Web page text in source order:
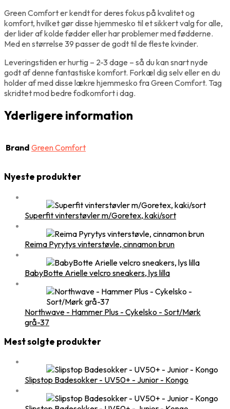
Green Comfort er kendt for deres fokus på kvalitet og
komfort, hvilket gør disse hjemmesko til et sikkert valg for alle,
der lider af kolde fødder eller har problemer med fødderne.
Med en størrelse 39 passer de godt til de fleste kvinder.
Leveringstiden er hurtig – 2-3 dage – så du kan snart nyde
godt af denne fantastiske komfort. Forkæl dig selv eller en du
holder af med disse lækre hjemmesko fra Green Comfort. Tag
skridtet mod bedre fodkomfort i dag.
Yderligere information
Brand Green Comfort
Nyeste produkter
Superfit vinterstøvler m/Goretex, kaki/sort
Reima Pyrytys vinterstøvle, cinnamon brun
BabyBotte Arielle velcro sneakers, lys lilla
Northwave - Hammer Plus - Cykelsko - Sort/Mørk
grå-37
Mest solgte produkter
Slipstop Badesokker - UV50+ - Junior - Kongo